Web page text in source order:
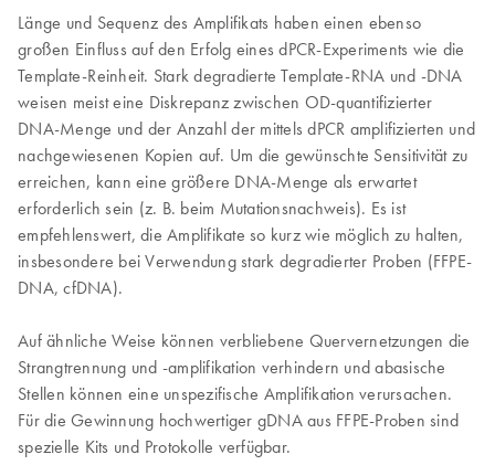
Länge und Sequenz des Amplifikats haben einen ebenso
großen Einfluss auf den Erfolg eines dPCR-Experiments wie die
Template-Reinheit. Stark degradierte Template-RNA und -DNA
weisen meist eine Diskrepanz zwischen OD-quantifizierter
DNA-Menge und der Anzahl der mittels dPCR amplifizierten und
nachgewiesenen Kopien auf. Um die gewünschte Sensitivität zu
erreichen, kann eine größere DNA-Menge als erwartet
erforderlich sein (z. B. beim Mutationsnachweis). Es ist
empfehlenswert, die Amplifikate so kurz wie möglich zu halten,
insbesondere bei Verwendung stark degradierter Proben (FFPE-
DNA, cfDNA).
Auf ähnliche Weise können verbliebene Quervernetzungen die
Strangtrennung und -amplifikation verhindern und abasische
Stellen können eine unspezifische Amplifikation verursachen.
Für die Gewinnung hochwertiger gDNA aus FFPE-Proben sind
spezielle Kits und Protokolle verfügbar.